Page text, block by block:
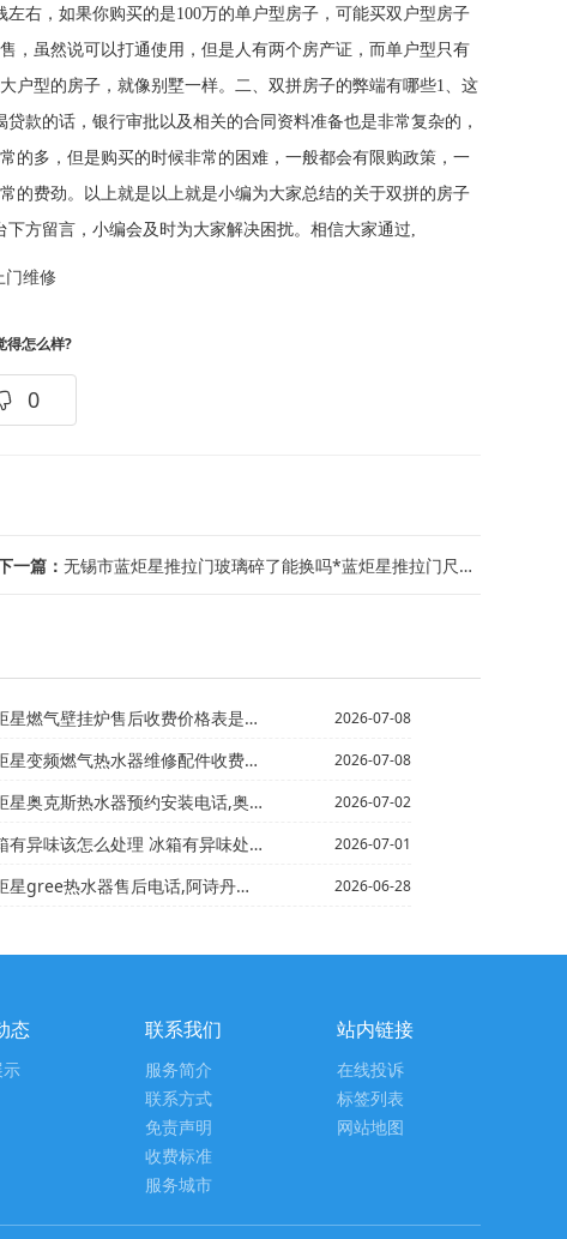
右，如果你购买的是100万的单户型房子，可能买双户型房子
，虽然说可以打通使用，但是人有两个房产证，而单户型只有
户型的房子，就像别墅一样。二、双拼房子的弊端有哪些1、这
款的话，银行审批以及相关的合同资料准备也是非常复杂的，
的多，但是购买的时候非常的困难，一般都会有限购政策，一
的费劲。以上就是以上就是小编为大家总结的关于双拼的房子
方留言，小编会及时为大家解决困扰。相信大家通过,
门维修
得怎么样?
0
一篇： 无锡市蓝炬星推拉门玻璃碎了能换吗*蓝炬星推拉门尺寸一般多大
挂炉售后收费价格表是多少-蓝炬星燃气灶怎么样最新版本 2026-07-08
气热水器维修配件收费多少\燃气热水器维修配件价格新版 2026-07-08
水器预约安装电话,奥克斯热水器售后服务维修中心\蓝炬星奥克斯... 2026-07-02
么处理 冰箱有异味处理方法&冰箱有异味该怎么处理 冰箱有异味... 2026-07-01
水器售后电话,阿诗丹顿售后服务电话_haier燃气灶打不着... 2026-06-28
态
示
联系我们
服务简介
联系方式
免责声明
收费标准
服务城市
站内链接
在线投诉
标签列表
网站地图